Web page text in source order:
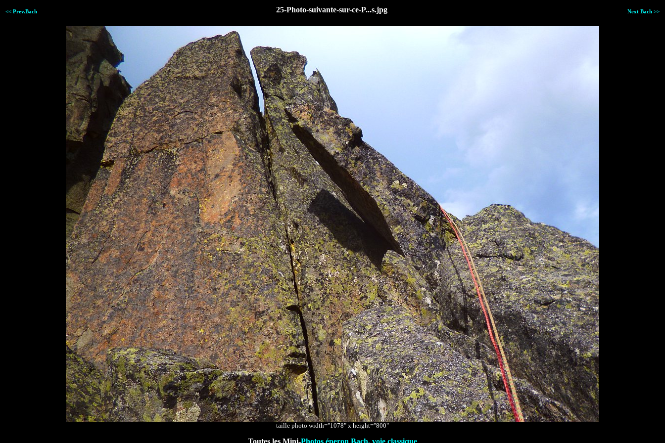
<< Prev.Bach 25-Photo-suivante-sur-ce-P...s.jpg Next Bach >>
taille photo width="1078" x height="800"
Toutes les Mini-Photos éperon Bach, voie classique